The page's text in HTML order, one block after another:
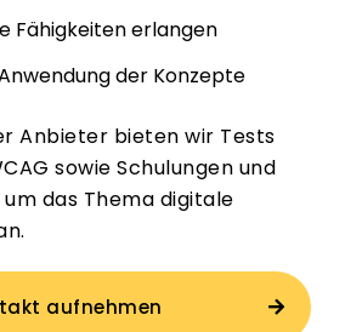
Fähigkeiten erlangen
der Konzepte
Anbieter bieten wir Tests
sowie Schulungen und
das Thema digitale
aufnehmen